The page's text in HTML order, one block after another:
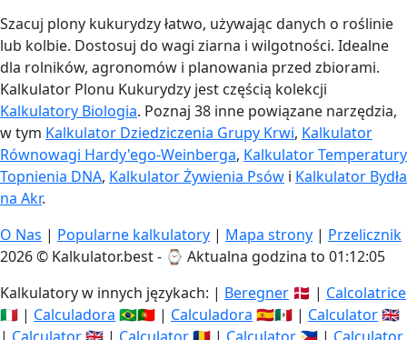
Szacuj plony kukurydzy łatwo, używając danych o roślinie
lub kolbie. Dostosuj do wagi ziarna i wilgotności. Idealne
dla rolników, agronomów i planowania przed zbiorami.
Kalkulator Plonu Kukurydzy jest częścią kolekcji
Kalkulatory Biologia. Poznaj 38 inne powiązane narzędzia,
w tym Kalkulator Dziedziczenia Grupy Krwi, Kalkulator
Równowagi Hardy'ego-Weinberga, Kalkulator Temperatury
Topnienia DNA, Kalkulator Żywienia Psów i Kalkulator Bydła
na Akr.
O Nas | Popularne kalkulatory | Mapa strony | Przelicznik
2026 © Kalkulator.best - ⌚ Aktualna godzina to 01:12:06
Kalkulatory w innych językach: | Beregner 🇩🇰 | Calcolatrice
🇮🇹 | Calculadora 🇧🇷🇵🇹 | Calculadora 🇪🇸🇲🇽 | Calculator🇬🇧